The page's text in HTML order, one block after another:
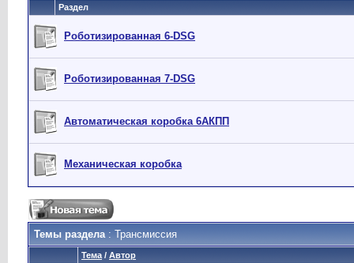
Раздел
Роботизированная 6-DSG
Роботизированная 7-DSG
Автоматическая коробка 6АКПП
Механическая коробка
Темы раздела: Трансмиссия
Тема / Автор